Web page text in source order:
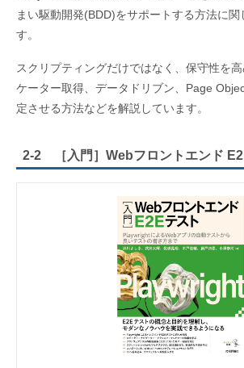
まい駆動開発(BDD)をサポートする方法に関
す。
スクリプティングだけではなく、保守性を
ケーター取得、データドリブン、Page
定させる方法などを解説しています。
2-2 ［入門］Webフロントエンド